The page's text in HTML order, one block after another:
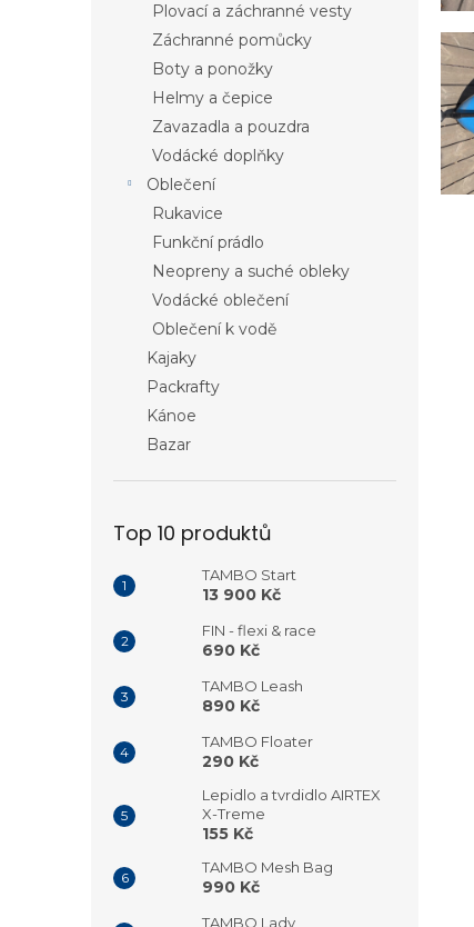
Plovací a záchranné vesty
Záchranné pomůcky
Boty a ponožky
Helmy a čepice
Zavazadla a pouzdra
Vodácké doplňky
Oblečení
Rukavice
Funkční prádlo
Neopreny a suché obleky
Vodácké oblečení
Oblečení k vodě
Kajaky
Packrafty
Kánoe
Bazar
Top 10 produktů
TAMBO Start
13 900 Kč
FIN - flexi & race
690 Kč
TAMBO Leash
890 Kč
TAMBO Floater
290 Kč
Lepidlo a tvrdidlo AIRTEX
X-Treme
155 Kč
TAMBO Mesh Bag
990 Kč
TAMBO Lady